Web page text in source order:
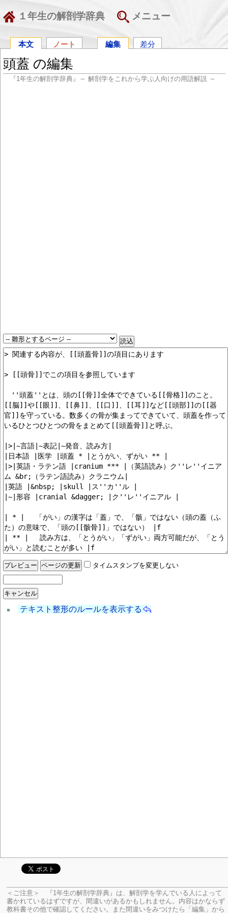
１年生の解剖学辞典 メニュー
本文 ノート 編集 差分
頭蓋 の編集
『1年生の解剖学辞典』～ 解剖学をこれから学ぶ人向けの用語解説 ～
タイムスタンプを変更しない
テキスト整形のルールを表示する
＜ご注意＞ 『1年生の解剖学辞典』は、解剖学を学んでいる人によって
書かれているはずですが、間違いがあるかもしれません。内容はかならず
教科書その他で確認してください。
また間違いをみつけたら「編集」から